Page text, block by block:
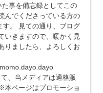
事を備忘録としてこの
んでくださっている方の
ブログ
いきますので、暖かく見
りましたら、よろしくお
、当メディアは適格販
ページはプロモーショ